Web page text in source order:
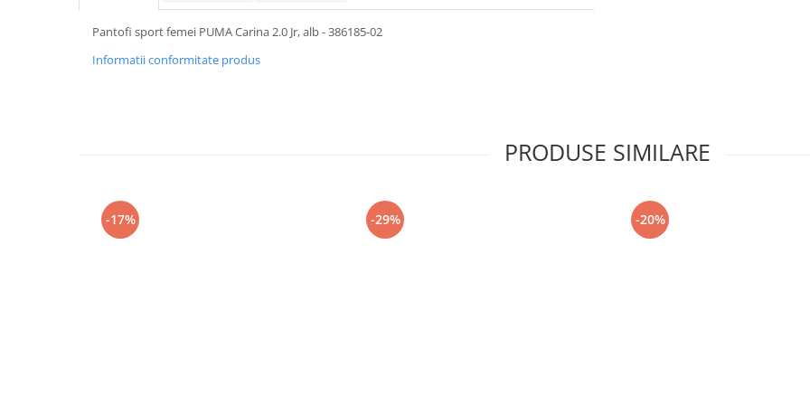
Pantofi sport femei PUMA Carina 2.0 Jr, alb - 386185-02
Informatii conformitate produs
PRODUSE SIMILARE
-17% -29% -20%